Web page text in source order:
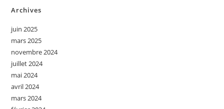
Archives
juin 2025
mars 2025
novembre 2024
juillet 2024
mai 2024
avril 2024
mars 2024